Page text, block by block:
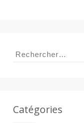
Rechercher :
Catégories